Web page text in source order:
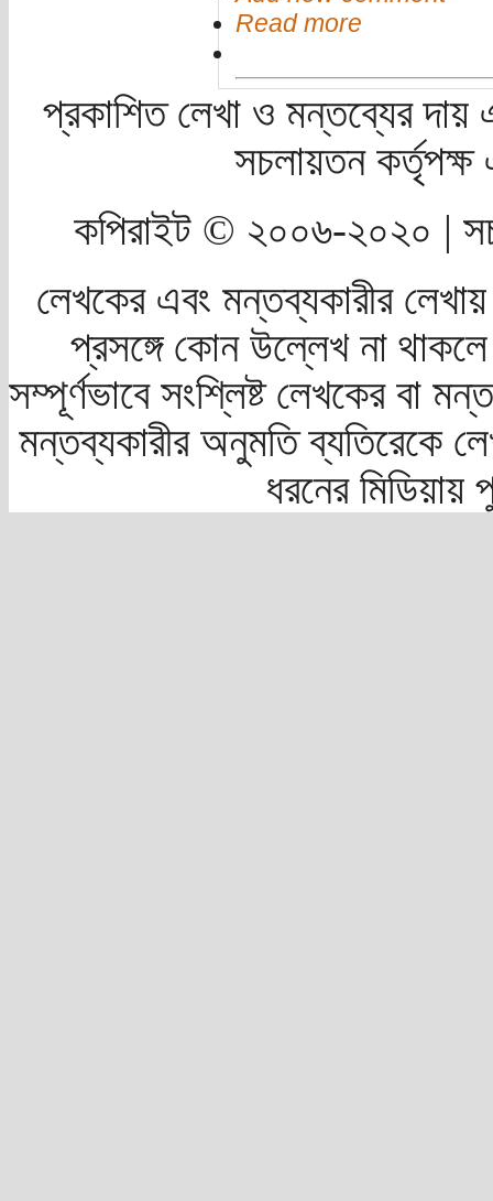
Read more
প্রকাশিত লেখা ও মন্তব্যের দায়
সচলায়তন
কপিরাইট © ২০০৬-২০২০ |
লেখকের এবং মন্তব্যকারীর
প্রসঙ্গে কোন উল্লেখ না
সম্পূর্ণভাবে সংশ্লিষ্ট লেখকের বা
মন্তব্যকারীর অনুমতি ব্যতিরেকে
ধরনের মিডিয়ায়